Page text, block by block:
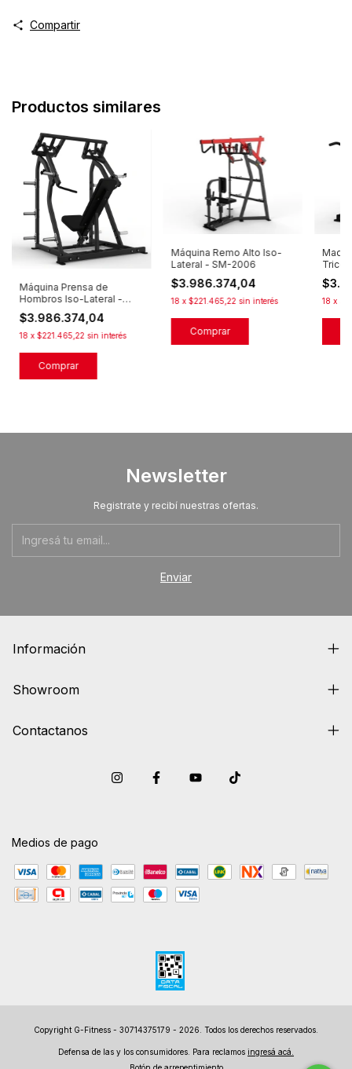
Compartir
Productos similares
Máquina Prensa de
Hombros Iso-Lateral -
SM-2012
$3.986.374,04
18 x $221.465,22 sin interés
Máquina Remo Alto Iso-
Lateral - SM-2006
$3.986.374,04
18 x $221.465,22 sin interés
2018
18 x
Newsletter
Registrate y recibí nuestras ofertas.
Información
Showroom
Contactanos
Medios de pago
Copyright G-Fitness - 30714375179 - 2026. Todos los derechos reservados.
Defensa de las y los consumidores. Para reclamos ingresá acá.